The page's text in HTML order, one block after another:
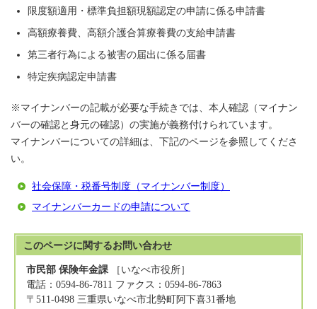
限度額適用・標準負担額現額認定の申請に係る申請書
高額療養費、高額介護合算療養費の支給申請書
第三者行為による被害の届出に係る届書
特定疾病認定申請書
※マイナンバーの記載が必要な手続きでは、本人確認（マイナン
バーの確認と身元の確認）の実施が義務付けられています。
マイナンバーについての詳細は、下記のページを参照してくださ
い。
社会保障・税番号制度（マイナンバー制度）
マイナンバーカードの申請について
このページに関するお問い合わせ
市民部 保険年金課 ［いなべ市役所］
電話：0594-86-7811 ファクス：0594-86-7863
〒511-0498 三重県いなべ市北勢町阿下喜31番地